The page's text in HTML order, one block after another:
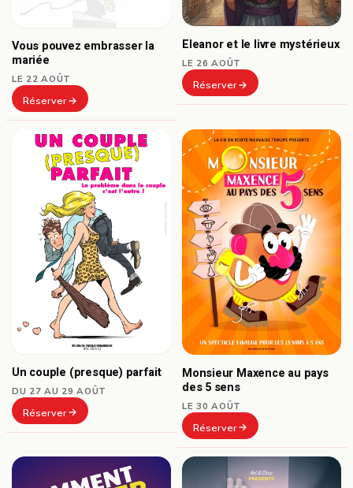
Vous pouvez embrasser la
mariée
LE 22 AOÛT
Réserver
Eleanor et le livre mystérieux
LE 26 AOÛT
Réserver
Un couple (presque) parfait
DU 27 AU 29 AOÛT
Réserver
Monsieur Maxence au pays
des 5 sens
LE 30 AOÛT
Réserver